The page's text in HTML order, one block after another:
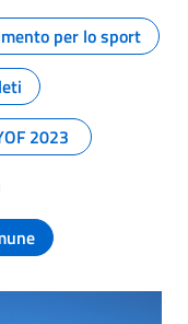
per lo sport
2023